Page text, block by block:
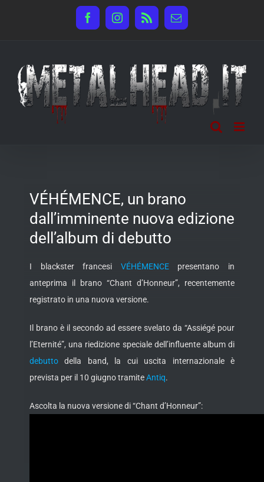
FacebookInstagram
Rss Email
VÉHÉMENCE, un brano
dall’imminente nuova edizione
dell’album di debutto
I blackster francesi VÉHÉMENCEpresentano in
anteprima il brano “Chant d’Honneur”, recentemente
registrato in una nuova versione.
Il brano è il secondo ad essere svelato da “Assiégé pour
l’Eternité”, una riedizione speciale dell’influente album di
debutto della band, la cui uscita internazionale è
prevista per il 10 giugno tramiteAntiq.
Ascolta la nuova versione di “Chant d’Honneur”: